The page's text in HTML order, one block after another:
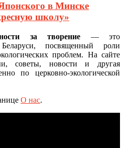
в Минске
школу»
за творение — это
посвященный роли
проблем. На сайте
советы, новости и другая
по церковно-экологической
О нас.